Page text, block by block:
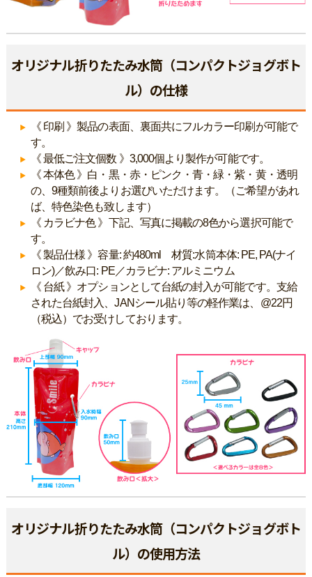
オリジナル折りたたみ水筒（コンパクトジョグボト
ル）の仕様
《 印刷 》製品の表面、裏面共にフルカラー印刷が可能で
す。
《 最低ご注文個数 》3,000個より製作が可能です。
《 本体色 》白・黒・赤・ピンク・青・緑・紫・黄・透明
の、9種類前後よりお選びいただけます。（ご希望があれ
ば、特色染色も致します）
《 カラビナ色 》下記、写真に掲載の8色から選択可能で
す。
《 製品仕様 》容量: 約480ml 材質:水筒本体: PE, PA(ナイ
ロン)／飲み口: PE／カラビナ: アルミニウム
《 台紙 》オプションとして台紙の封入が可能です。支給
された台紙封入、JANシール貼り等の軽作業は、@22円
（税込）でお受けしております。
オリジナル折りたたみ水筒（コンパクトジョグボト
ル）の使用方法